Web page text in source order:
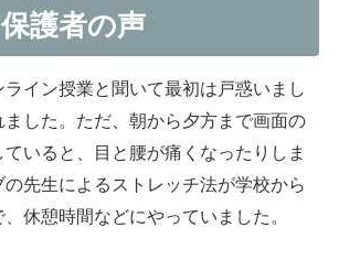
護者の声
イン授業と聞いて最初は戸惑いまし
ました。ただ、朝から夕方まで画面の
いると、目と腰が痛くなったりしま
の先生によるストレッチ法が学校から
休憩時間などにやっていました。